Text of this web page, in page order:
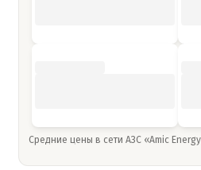
Средние цены в сети АЗС «Amic